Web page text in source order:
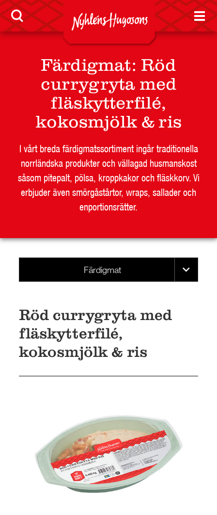
Färdigmat: Röd
currygryta med
fläskytterfilé,
kokosmjölk & ris
I vårt breda färdigmatssortiment ingår traditionella
norrländska produkter och vällagad husmanskost
såsom pitepalt, pölsa, kroppkakor och fläskkorv. Vi
erbjuder även smörgåstårtor, wraps, sallader och
enportionsrätter.
Färdigmat
Röd currygryta med
fläskytterfilé,
kokosmjölk & ris